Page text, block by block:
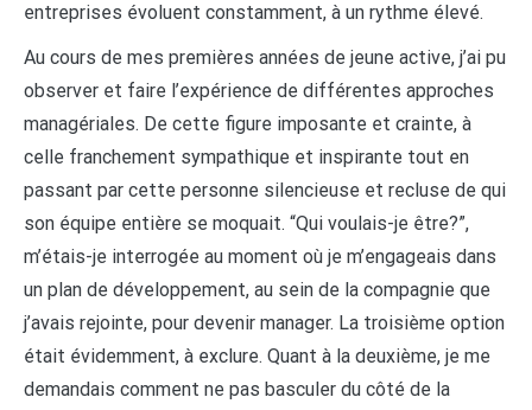
entreprises évoluent constamment, à un rythme élevé.
Au cours de mes premières années de jeune active, j’ai pu
observer et faire l’expérience de différentes approches
managériales. De cette figure imposante et crainte, à
celle franchement sympathique et inspirante tout en
passant par cette personne silencieuse et recluse de qui
son équipe entière se moquait. “Qui voulais-je être?”,
m’étais-je interrogée au moment où je m’engageais dans
un plan de développement, au sein de la compagnie que
j’avais rejointe, pour devenir manager. La troisième option
était évidemment, à exclure. Quant à la deuxième, je me
demandais comment ne pas basculer du côté de la